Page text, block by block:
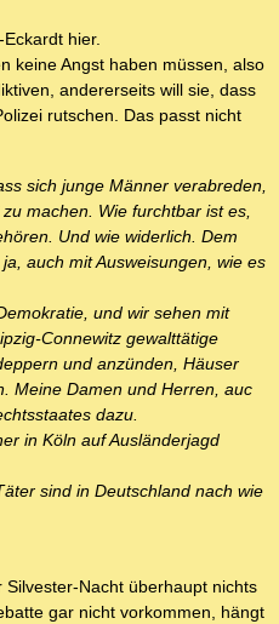
hier.
keine Angst haben müssen, also
andererseits will sie, dass
rutschen. Das passt nicht
sich junge Männer verabreden,
machen. Wie furchtbar ist es,
Und wie widerlich. Dem
auch mit Ausweisungen, wie es
und wir sehen mit
Connewitz gewalttätige
und anzünden, Häuser
Meine Damen und Herren, auc
dazu.
in Köln auf Ausländerjagd
sind in Deutschland nach wie
Nacht überhaupt nichts
gar nicht vorkommen, hängt